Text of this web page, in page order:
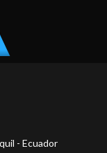
- Ecuador